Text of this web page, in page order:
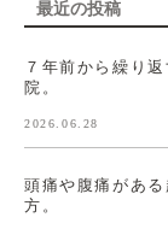
最近の投稿
７年前から繰り
院。
2026.06.28
頭痛や腹痛があ
方。